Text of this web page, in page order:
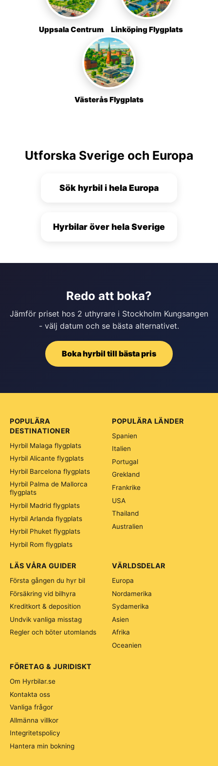
Uppsala Centrum Linköping Flygplats
Västerås Flygplats
Utforska Sverige och Europa
Sök hyrbil i hela Europa
Hyrbilar över hela Sverige
Redo att boka?
Jämför priset hos 2 uthyrare i Stockholm Kungsangen
- välj datum och se bästa alternativet.
Boka hyrbil till bästa pris
POPULÄRA
DESTINATIONER
Hyrbil Malaga flygplats
Hyrbil Alicante flygplats
Hyrbil Barcelona flygplats
Hyrbil Palma de Mallorca
flygplats
Hyrbil Madrid flygplats
Hyrbil Arlanda flygplats
Hyrbil Phuket flygplats
Hyrbil Rom flygplats
POPULÄRA LÄNDER
Spanien
Italien
Portugal
Grekland
Frankrike
USA
Thailand
Australien
VÄRLDSDELAR
Europa
Nordamerika
Sydamerika
Asien
Afrika
Oceanien
LÄS VÅRA GUIDER
Första gången du hyr bil
Försäkring vid bilhyra
Kreditkort & deposition
Undvik vanliga misstag
Regler och böter utomlands
FÖRETAG & JURIDISKT
Om Hyrbilar.se
Kontakta oss
Vanliga frågor
Allmänna villkor
Integritetspolicy
Hantera min bokning